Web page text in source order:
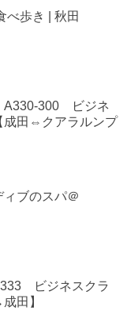
べ歩き | 秋田
300 ビジネ
成田⇔クアラルンプ
ブのスパ＠
ビジネスクラ
田】